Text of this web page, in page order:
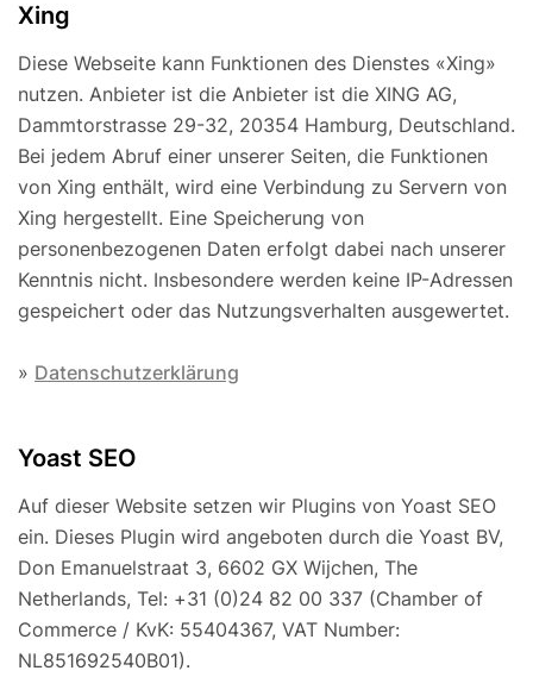
Xing
Diese Webseite kann Funktionen des Dienstes «Xing»
nutzen. Anbieter ist die Anbieter ist die XING AG,
Dammtorstrasse 29-32, 20354 Hamburg, Deutschland.
Bei jedem Abruf einer unserer Seiten, die Funktionen
von Xing enthält, wird eine Verbindung zu Servern von
Xing hergestellt. Eine Speicherung von
personenbezogenen Daten erfolgt dabei nach unserer
Kenntnis nicht. Insbesondere werden keine IP-Adressen
gespeichert oder das Nutzungsverhalten ausgewertet.
» Datenschutzerklärung
Yoast SEO
Auf dieser Website setzen wir Plugins von Yoast SEO
ein. Dieses Plugin wird angeboten durch die Yoast BV,
Don Emanuelstraat 3, 6602 GX Wijchen, The
Netherlands, Tel: +31 (0)24 82 00 337 (Chamber of
Commerce / KvK: 55404367, VAT Number:
NL851692540B01).